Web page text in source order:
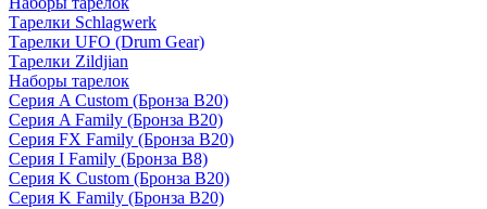
Тарелки Schlagwerk
Тарелки UFO (Drum Gear)
Тарелки Zildjian
Наборы тарелок
Серия A Custom (Бронза B20)
Серия A Family (Бронза B20)
Серия FX Family (Бронза B20)
Серия I Family (Бронза B8)
Серия K Custom (Бронза B20)
Серия K Family (Бронза B20)